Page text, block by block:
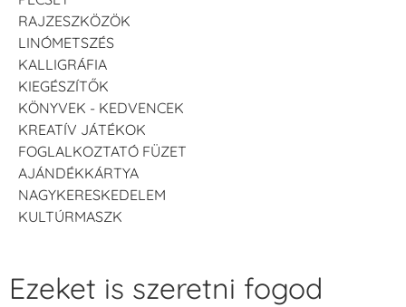
RAJZESZKÖZÖK
LINÓMETSZÉS
KALLIGRÁFIA
KIEGÉSZÍTŐK
KÖNYVEK - KEDVENCEK
KREATÍV JÁTÉKOK
FOGLALKOZTATÓ FÜZET
AJÁNDÉKKÁRTYA
NAGYKERESKEDELEM
KULTÚRMASZK
Ezeket is szeretni fogod